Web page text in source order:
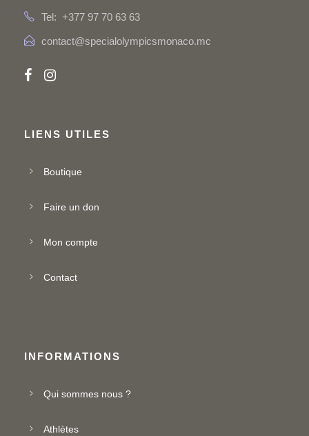
Tel: +377 97 70 63 63
contact@specialolympicsmonaco.mc
LIENS UTILES
Boutique
Faire un don
Mon compte
Contact
INFORMATIONS
Qui sommes nous ?
Athlètes